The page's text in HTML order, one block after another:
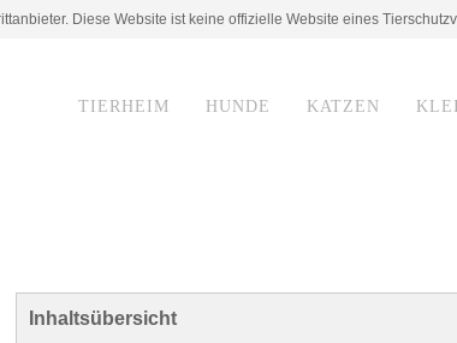
Diese Website ist keine offizielle Website eines
TIERHEIM HUNDE KATZEN
Inhaltsübersicht